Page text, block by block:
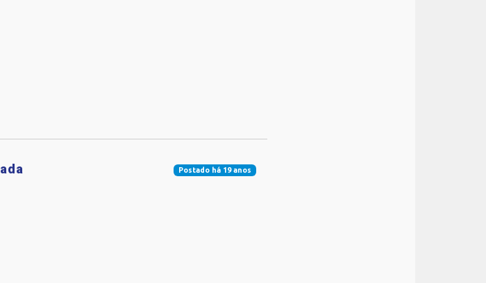
Postado há 19 anos